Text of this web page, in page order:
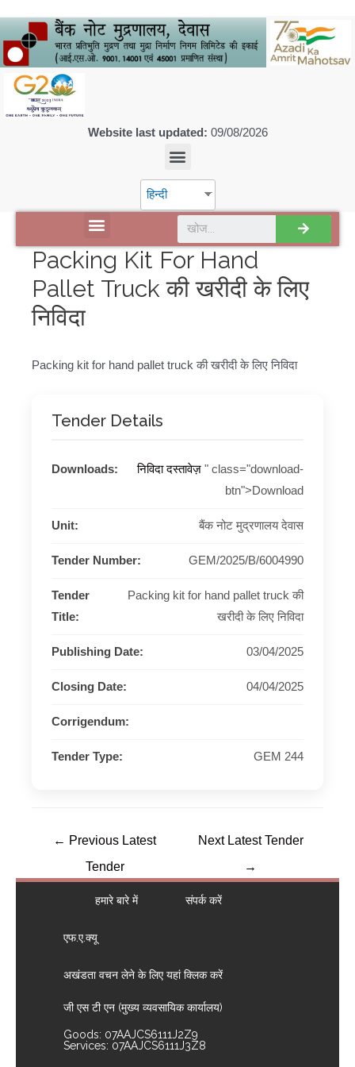
Website last updated: 09/08/2026
हिन्दी
Packing Kit For Hand
Pallet Truck की खरीदी के लिए
निविदा
Packing kit for hand pallet truck की खरीदी के लिए निविदा
Tender Details
Downloads: निविदा दस्तावेज़ " class="download-
btn">Download
Unit: बैंक नोट मुद्रणालय देवास
Tender Number: GEM/2025/B/6004990
Tender
Title:
Packing kit for hand pallet truck की
खरीदी के लिए निविदा
Publishing Date: 03/04/2025
Closing Date: 04/04/2025
Corrigendum:
Tender Type: GEM 244
← Previous Latest
Tender
Next Latest Tender
→
हमारे बारे में संपर्क करें
एफ.ए.क्यू
अखंडता वचन लेने के लिए यहां क्लिक करें
जी एस टी एन (मुख्य व्यवसायिक कार्यालय)
Goods: 07AAJCS6111J2Z9
Services: 07AAJCS6111J3Z8